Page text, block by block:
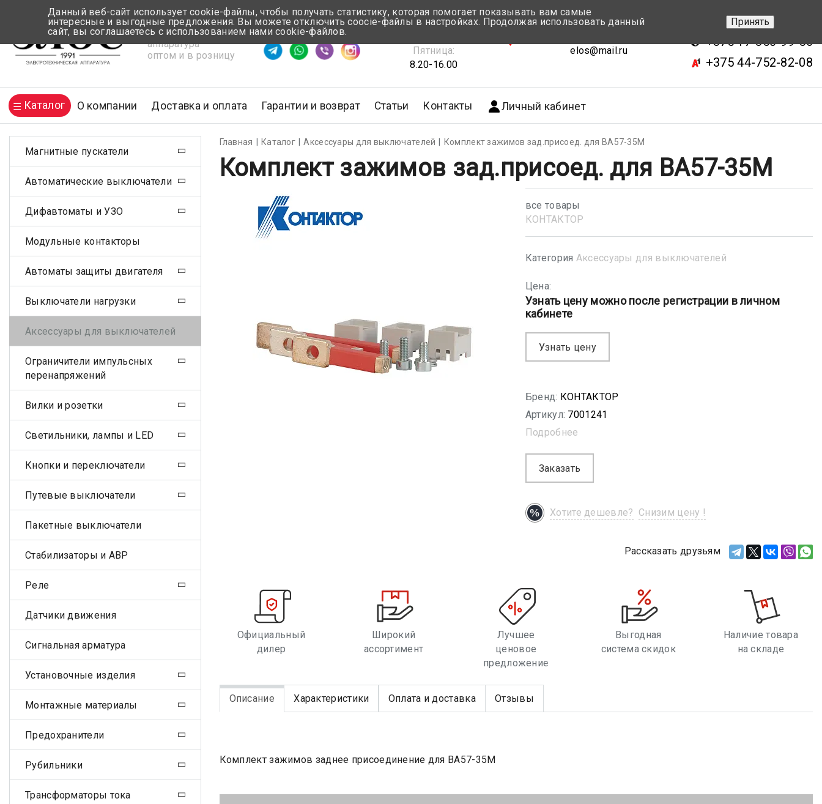
Электротехническая
аппаратура
оптом и в розницу
Время ответа ≈ 5 мин
Понедельник-Четверг:
Пятница:
8.20-16.00
elos@mail.ru
+375 17-343-46-70
+375 17-350-99-56
+375 44-752-82-08
Каталог О компании Доставка и оплата Гарантии и возврат Статьи Контакты Личный кабинет
Главная Каталог Аксессуары для выключателей Комплект зажимов зад.присоед. для ВА57-35М
Комплект зажимов зад.присоед. для ВА57-35М
все товары
КОНТАКТОР
Категория Аксессуары для выключателей
Цена:
Узнать цену можно после регистрации в личном
кабинете
Узнать цену
Бренд: КОНТАКТОР
Артикул: 7001241
Подробнее
Заказать
Хотите дешевле? Снизим цену !
Рассказать друзьям
Официальный
дилер
Широкий
ассортимент
Лучшее
ценовое
предложение
Выгодная
система скидок
Наличие товара
на складе
Описание Характеристики Оплата и доставка Отзывы
Комплект зажимов заднее присоединение для ВА57-35М
Магнитные пускатели
Автоматические выключатели
Дифавтоматы и УЗО
Модульные контакторы
Автоматы защиты двигателя
Выключатели нагрузки
Аксессуары для выключателей
Ограничители импульсных
перенапряжений
Вилки и розетки
Светильники, лампы и LED
Кнопки и переключатели
Путевые выключатели
Пакетные выключатели
Стабилизаторы и АВР
Реле
Датчики движения
Сигнальная арматура
Установочные изделия
Монтажные материалы
Предохранители
Рубильники
Трансформаторы тока
Данный веб-сайт использует cookie-файлы, чтобы получать статистику, которая помогает показывать вам самые
интересные и выгодные предложения. Вы можете отключить coocie-файлы в настройках. Продолжая использовать данный
сайт, вы соглашаетесь с использованием нами cookie-файлов.
Принять